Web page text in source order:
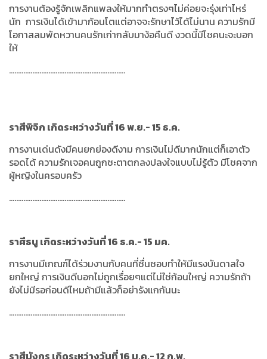
การงานต้องรู้จักเพลิกแพลงให้มากทำตรงๆไม่ค่อยจะรุ่งเท่าไหร่
นัก การเงินได้เข้ามาก้อนโตแต่อาจจะรักษาไว้ได้ไม่นาน ความรักมี
โอกาสลมพัดหวานคนรักเก่ากลับมาง้อคืนดี งวดนี้มีโชคนะจะบอก
ให้
.................................................................
ราศีพิจิก เกิดระหว่างวันที่ 16 พ.ย.- 15 ธ.ค.
การงานเด่นดังมีคนยกย่องดีงาม การเงินไม่ดีมากนักแต่ก็เอาตัว
รอดได้ ความรักเจอคนถูกชะตาตกลงปลงใจแบบไม่รู้ตัว มีโชคจาก
ผู้หญิงในครอบครัว
.................................................................
ราศีธนู เกิดระหว่างวันที่ 16 ธ.ค.- 15 มค.
การงานมีเกณฑ์ได้ร่วมงานกับคนที่ชื่นชอบทำให้มีแรงบันดาลใจ
ยกใหญ่ การเงินดีบอกไม่ถูกเรื่อยๆแต่ไม่ใช่ก้อนใหญ่ ความรักถ้า
ยังไม่มีรอก่อนดีไหมถ้ามีแล้วก็อย่ารังแกกันนะ
.................................................................
ราศีมังกร เกิดระหว่างวันที่ 16 ม.ค.- 12 ก.พ.